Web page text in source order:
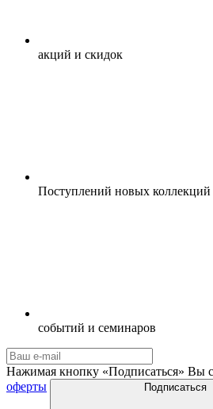
акций и скидок
Поступлений новых коллекций
событий и семинаров
Нажимая кнопку «Подписаться» Вы
оферты
Подписаться